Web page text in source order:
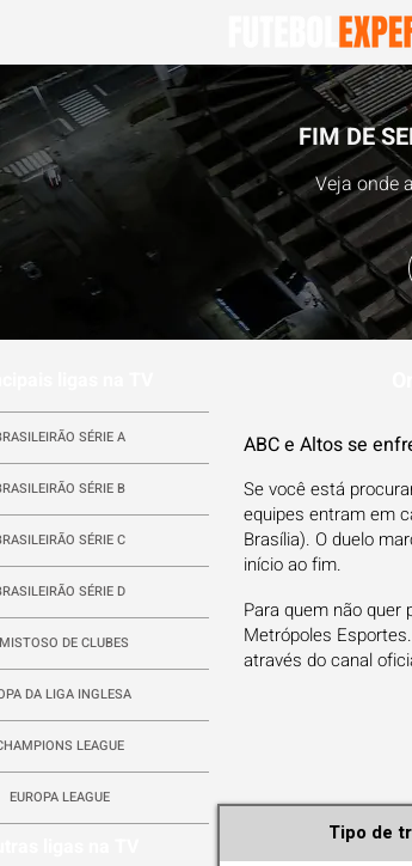
FIM DE
Veja onde
SÉRIE A
SÉRIE B
SÉRIE C
SÉRIE D
DE CLUBES
DA LIGA INGLESA
LEAGUE
EUROPA LEAGUE
ABC e Altos se
Se você está
equipes entram em
Brasília). O duelo
início ao fim.
Para quem não quer
Metrópoles
através do canal
Tipo de